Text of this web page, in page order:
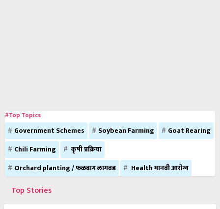
#Top Topics
Government Schemes Soybean Farming
Goat Rearing
Chili Farming
कृषी प्रक्रिया
Orchard planting / फळबाग लागवड
Health मानवी आरोग्य
Top Stories